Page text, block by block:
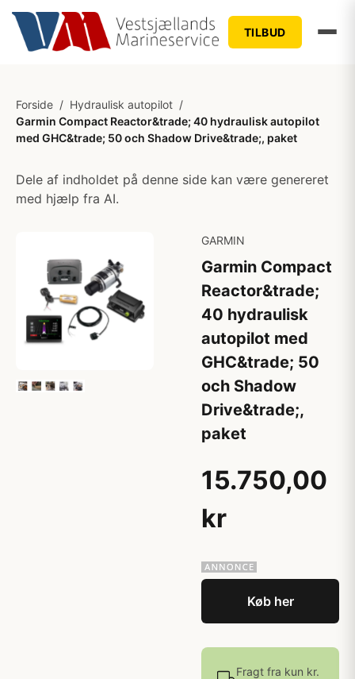
TILBUD
Forside / Hydraulisk autopilot /
Garmin Compact Reactor&trade; 40 hydraulisk autopilot
med GHC&trade; 50 och Shadow Drive&trade;, paket
Dele af indholdet på denne side kan være genereret
med hjælp fra AI.
GARMIN
Garmin Compact
Reactor&trade;
40 hydraulisk
autopilot med
GHC&trade; 50
och Shadow
Drive&trade;,
paket
15.750,00
kr
Køb her
Fragt fra kun kr.